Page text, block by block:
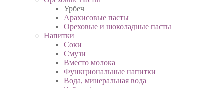
Урбеч
Арахисовые пасты
Ореховые и шоколадные пасты
Напитки
Соки
Смузи
Вместо молока
Функциональные напитки
Вода, минеральная вода